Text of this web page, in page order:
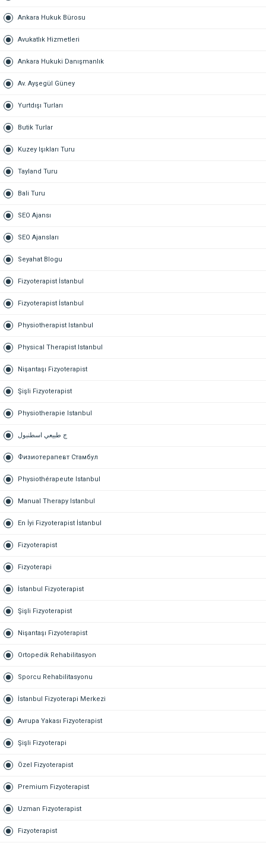
Ankara Hukuk Bürosu
Avukatlık Hizmetleri
Ankara Hukuki Danışmanlık
Av. Ayşegül Güney
Yurtdışı Turları
Butik Turlar
Kuzey Işıkları Turu
Tayland Turu
Bali Turu
SEO Ajansı
SEO Ajansları
Seyahat Blogu
Fizyoterapist İstanbul
Fizyoterapist İstanbul
Physiotherapist Istanbul
Physical Therapist Istanbul
Nişantaşı Fizyoterapist
Şişli Fizyoterapist
Physiotherapie Istanbul
ج طبيعي اسطنبول
Физиотерапевт Стамбул
Physiothérapeute Istanbul
Manual Therapy Istanbul
En İyi Fizyoterapist İstanbul
Fizyoterapist
Fizyoterapi
İstanbul Fizyoterapist
Şişli Fizyoterapist
Nişantaşı Fizyoterapist
Ortopedik Rehabilitasyon
Sporcu Rehabilitasyonu
İstanbul Fizyoterapi Merkezi
Avrupa Yakası Fizyoterapist
Şişli Fizyoterapi
Özel Fizyoterapist
Premium Fizyoterapist
Uzman Fizyoterapist
Fizyoterapist